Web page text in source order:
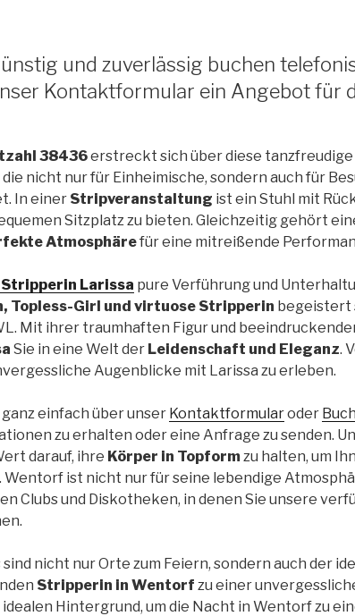
und zuverlässig buchen
Kontaktformular ein Angebot für
38436erstreckt sich über diese
die nicht nur für Einheimische, sondern auch für
In einer Stripveranstaltung ist ein Stuhl mit
Sitzplatz zu bieten. Gleichzeitig gehört
Atmosphärefür eine mitreißende
Stripperin Larissa pure Verführung und
Topless-Girl und virtuose Stripperin begeistert
Mit ihrer traumhaften Figur und
Sie in eine Welt der Leidenschaft und Eleganz.
Augenblicke mit Larissa zu erleben.
einfach über unser Kontaktformularoder
zu erhalten oder eine Anfrage zu senden.
darauf, ihre Körper in Topformzu halten, um
Wentorf ist nicht nur für seine lebendige
Clubs und Diskotheken, in denen Sie unsere
nicht nur Orte zum Feiern, sondern auch der
Stripperin in Wentorf zu einer
Hintergrund, um die Nacht in Wentorf zu